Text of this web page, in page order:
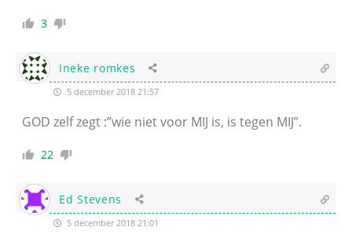
3
Ineke romkes
5 december 2018 21:57
GOD zelf zegt :”wie niet voor MIJ is, is tegen MIJ”.
22
Ed Stevens
5 december 2018 21:01